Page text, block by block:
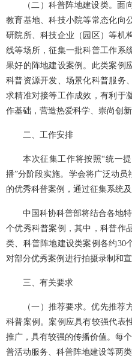
（二）科普阵地建设类。面
教育基地、科技小院等常态化向
研院所、科技企业（园区）等机
线等场所，征集一批科普工作系
果好的阵地建设案例。此类案例
科普资源开发、场景化科普服务
求精准对接等工作成效，有利于
作基础，营造热爱科学、崇尚创新
二、 工作安排
本次征集工作将按照“统一
播”分阶段实施。学会将广泛动
的优秀科普案例，通过征集系统及
中国科协科普部将结合各地
个优秀科普案例，其中，科普作
类、科普阵地建设类案例各约30
对部分优秀案例进行拍摄录制和宣
三、 有关要求
（一）推荐要求。优先推荐
科普案例。案例应具有较强代表
推广，具有较强的传播价值。每
普活动服务、科普阵地建设等两